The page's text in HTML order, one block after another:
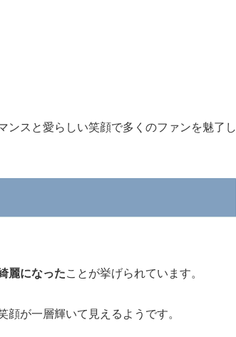
ンスと愛らしい笑顔で多くのファンを魅了し
麗になったことが挙げられています。
が一層輝いて見えるようです。